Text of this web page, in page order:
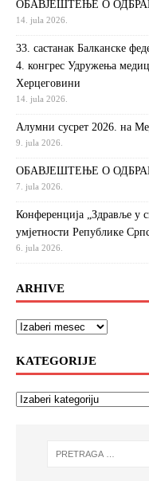
ОБАВЈЕШТЕЊЕ О
14. jula 2026.
33. састанак Балканске
4. конгрес Удружења
Херцеговини
14. jula 2026.
Алумни сусрет 2026. на
9. jula 2026.
ОБАВЈЕШТЕЊЕ О
7. jula 2026.
Конференција „Здравље у
умјетности Републике
6. jula 2026.
ARHIVE
KATEGORIJE